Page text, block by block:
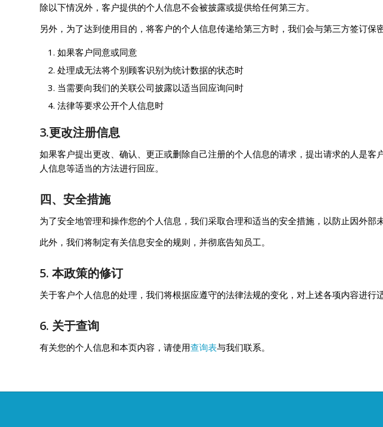
除以下情况外，客户提供的个人信息不会被披露或提供给任何第三方。
另外，为了达到使用目的，将客户的个人信息传递给第三方时，我们会与第三方签订保
如果客户同意或同意
处理成无法将个别顾客识别为统计数据的状态时
当需要向我们的关联公司披露以适当回应询问时
法律等要求公开个人信息时
3.更改注册信息
如果客户提出更改、确认、更正或删除自己注册的个人信息的请求，提出请求的人是
人信息等适当的方法进行回应。
四、安全措施
为了安全地管理和操作您的个人信息，我们采取合理和适当的安全措施，以防止因外部
此外，我们将制定有关信息安全的规则，并彻底告知员工。
5. 本政策的修订
关于客户个人信息的处理，我们将根据应遵守的法律法规的变化，对上述各项内容进行
6. 关于查询
有关您的个人信息和本页内容，请使用查询表与我们联系。